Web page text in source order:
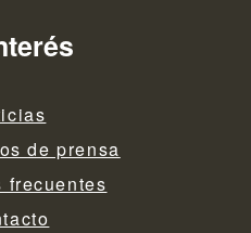
de prensa
frecuentes